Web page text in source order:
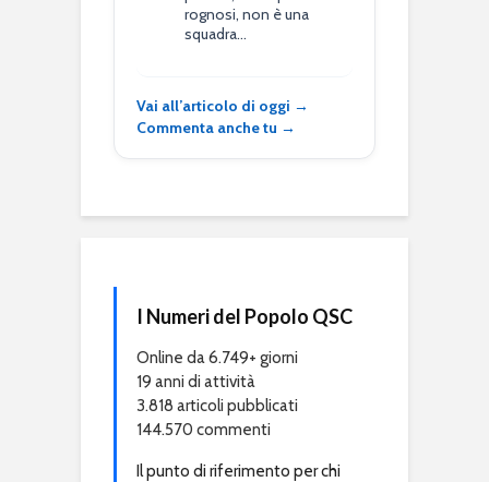
rognosi, non è una
squadra…
Vai all’articolo di oggi →
Commenta anche tu →
I Numeri del Popolo QSC
Online da 6.749+ giorni
19 anni di attività
3.818 articoli pubblicati
144.570 commenti
Il punto di riferimento per chi